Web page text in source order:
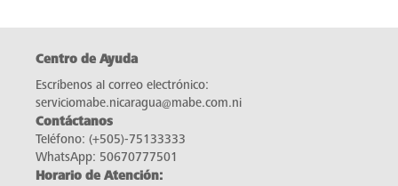
Centro de Ayuda
Escríbenos al correo electrónico:
serviciomabe.nicaragua@mabe.com.ni
Contáctanos
Teléfono: (+505)-75133333
WhatsApp: 50670777501
Horario de Atención: